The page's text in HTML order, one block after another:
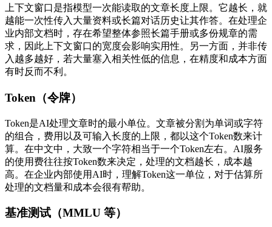
上下文窗口是指模型一次能读取的文章长度上限。它越长，就
越能一次性传入大量资料或长篇对话历史让其作答。在处理企
业内部文档时，存在希望整体参照长篇手册或多份规章的需
求，因此上下文窗口的宽度会影响实用性。另一方面，并非传
入越多越好，若大量塞入相关性低的信息，在精度和成本方面
有时反而不利。
Token（令牌）
Token是AI处理文章时的最小单位。文章被分割为单词或字符
的组合，费用以及可输入长度的上限，都以这个Token数来计
算。在中文中，大致一个字符相当于一个Token左右。AI服务
的使用费往往按Token数来决定，处理的文档越长，成本越
高。在企业内部使用AI时，理解Token这一单位，对于估算所
处理的文档量和成本会很有帮助。
基准测试（MMLU 等）